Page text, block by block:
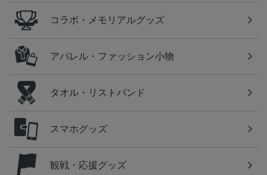
コラボ・メモリアルグッズ
アパレル・ファッション小物
タオル・リストバンド
スマホグッズ
観戦・応援グッズ